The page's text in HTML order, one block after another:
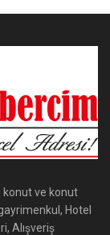
konut ve konut
Hotel
Alışveriş